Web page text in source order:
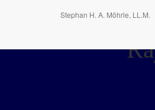
Stephan H. A. Möhrle, LL.M.